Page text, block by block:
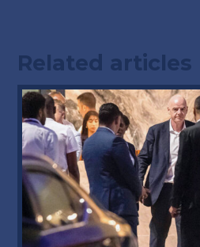
Related articles